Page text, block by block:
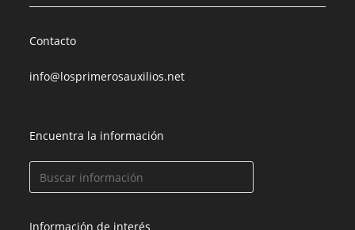
Contacto
info@losprimerosauxilios.net
Encuentra la información
Información de interés